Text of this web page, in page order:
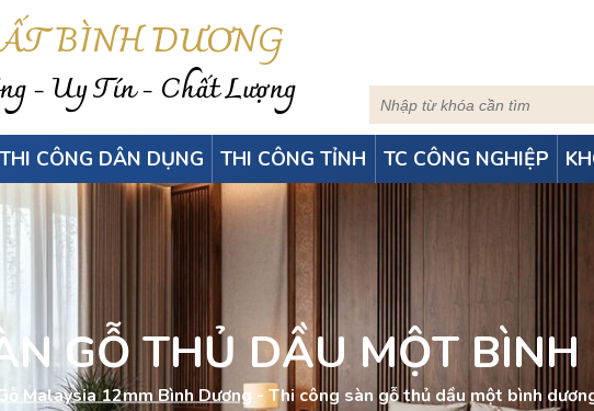
BÌNH DƯƠNG
- Uy Tín - Chất Lượng
THI CÔNG DÂN DỤNG THI CÔNG TỈNH TC CÔNG NGHIỆP
GỖ THỦ DẦU MỘT BÌNH
Malaysia 12mm Bình Dương - Thi công sàn gỗ thủ dầu một bình